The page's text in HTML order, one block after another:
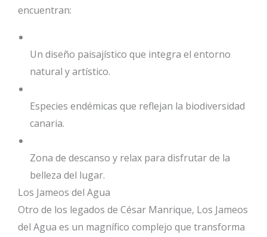
encuentran:
Un diseño paisajístico que integra el entorno
natural y artístico.
Especies endémicas que reflejan la biodiversidad
canaria.
Zona de descanso y relax para disfrutar de la
belleza del lugar.
Los Jameos del Agua
Otro de los legados de César Manrique, Los Jameos
del Agua es un magnífico complejo que transforma